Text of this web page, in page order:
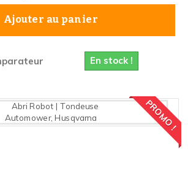
Ajouter au panier
En stock !
PROMO !